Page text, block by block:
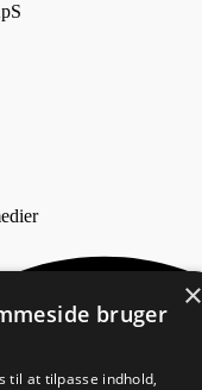
×
bruger
til at tilpasse indhold,